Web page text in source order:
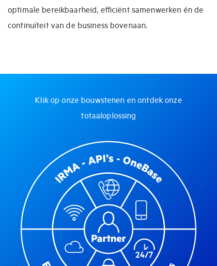
optimale bereikbaarheid, efficiënt samenwerken én de
continuïteit van de business bovenaan.
Klik op onze bouwstenen en ontdek onze
totaaloplossing